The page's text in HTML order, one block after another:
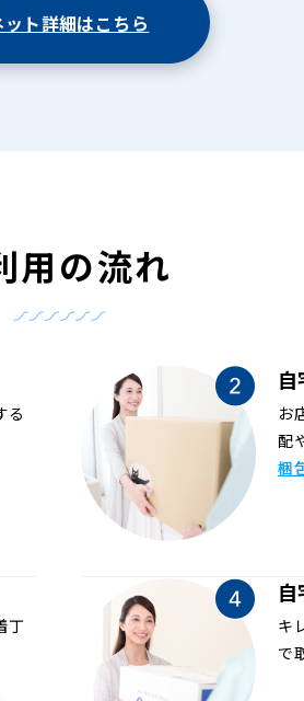
ット詳細はこちら
用の流れ
る
お
配
梱
丁
キ
で